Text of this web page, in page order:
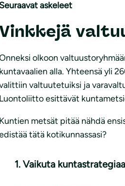
Seuraavat askeleet
olkoon
kuntavaalien alla. Yhteensä yli
valtuutetuiksi ja
Luontoliitto esittävät
Kuntien metsät pitää nähdä
tätä kotikunnassasi?
1. Vaikuta